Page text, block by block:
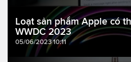
Loạt sản phẩm Apple có
WWDC 2023
05/06/2023 10:11